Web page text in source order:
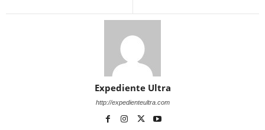
Expediente Ultra
http://expedienteultra.com